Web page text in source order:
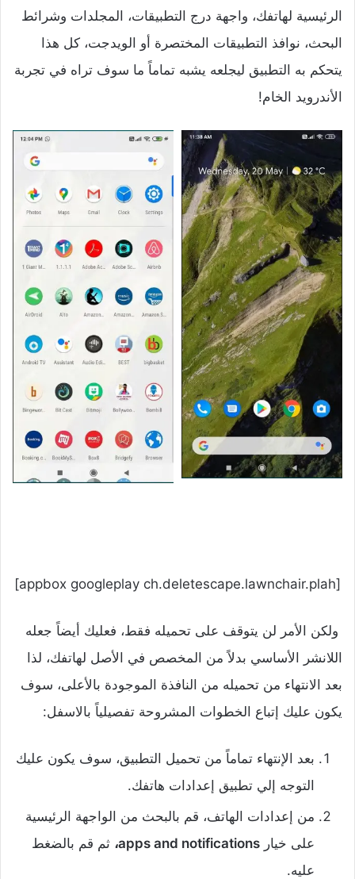
الرئيسية لهاتفك، واجهة درج التطبيقات، المجلدات وشرائط
البحث، نوافذ التطبيقات المختصرة أو الويدجت، كل هذا
يتحكم به التطبيق ليجلعه يشبه تماماً ما سوف تراه في تجربة
الأندرويد الخام!
[appbox googleplay ch.deletescape.lawnchair.plah]
ولكن الأمر لن يتوقف على تحميله فقط، فعليك أيضاً جعله
اللانشر الأساسي بدلاً من المخصص في الأصل لهاتفك، لذا
بعد الانتهاء من تحميله من النافذة الموجودة بالأعلى، سوف
يكون عليك إتباع الخطوات المشروحة تفصيلياً بالاسفل:
‌بعد الإنتهاء تماماً من تحميل التطبيق، سوف يكون عليك
التوجه إلي تطبيق إعدادات هاتفك.
‌من إعدادات الهاتف، قم بالبحث من الواجهة الرئيسية
على خيار apps and notifications، ثم قم بالضغط
عليه.‌